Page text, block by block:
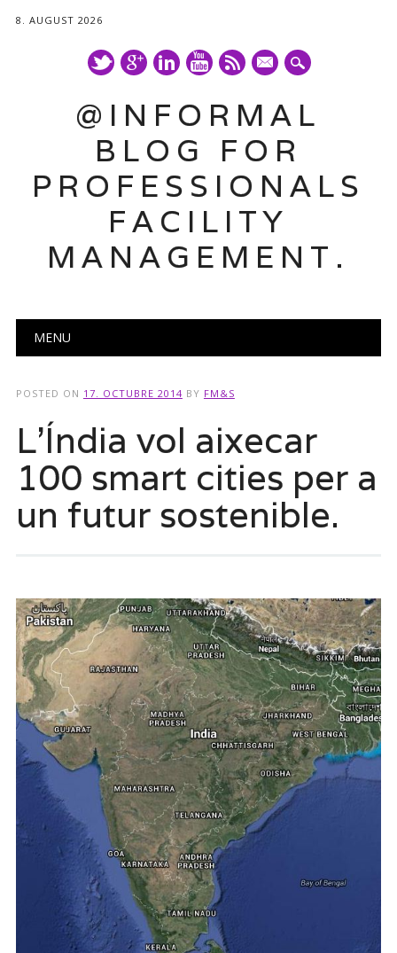
8. AUGUST 2026
mail
@INFORMAL
BLOG FOR
PROFESSIONALS
FACILITY
MANAGEMENT.
Main menu
MENU
POSTED ON 17. OCTUBRE 2014 BY FM&S
L’Índia vol aixecar
100 smart cities per a
un futur sostenible.